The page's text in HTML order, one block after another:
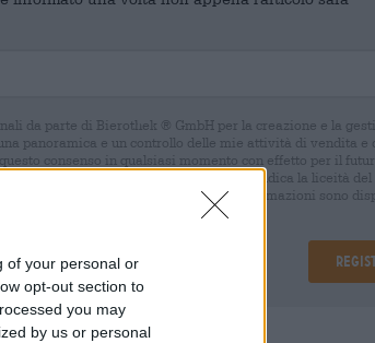
of your personal or
opt-out section to
you may
by us or personal
da parte di Bierothek ® GmbH per la creazione e la
panoramica e un controllo delle mie attività di vendita e
consenso in qualsiasi momento con effetto per il
che la revoca del consenso non pregiudica la liceità del
al momento della revoca. Ulteriori informazioni sono
piùDepositare€ 0,08